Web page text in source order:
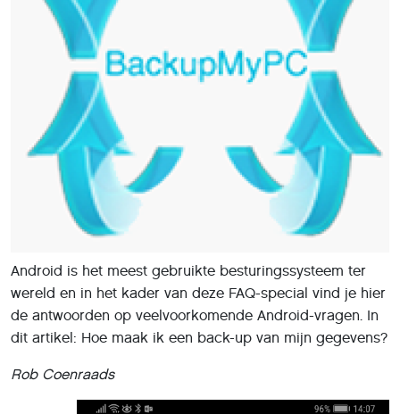
Android is het meest gebruikte besturingssysteem ter
wereld en in het kader van deze FAQ-special vind je hier
de antwoorden op veelvoorkomende Android-vragen. In
dit artikel: Hoe maak ik een back-up van mijn gegevens?
Rob Coenraads